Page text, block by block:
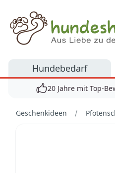
Hundeshop.de
Hundebedarf
20 Jahre mit Top-
Geschenkideen